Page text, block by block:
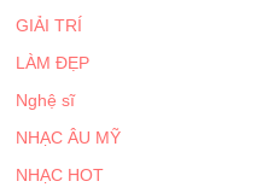
GIẢI TRÍ
LÀM ĐẸP
Nghệ sĩ
NHẠC ÂU MỸ
NHẠC HOT